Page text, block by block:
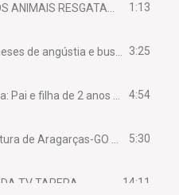
1:13
3:25
4:54
5:30
TV TAPERA 14:11